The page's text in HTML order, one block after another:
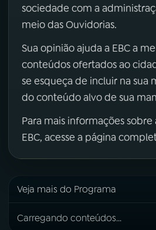
sociedade com a
meio das Ouvidorias.
Sua opinião ajuda a EBC a
conteúdos ofertados ao
se esqueça de incluir na sua
do conteúdo alvo de sua
Para mais informações
EBC, acesse a página
Veja mais do Programa
Carregando conteúdos...